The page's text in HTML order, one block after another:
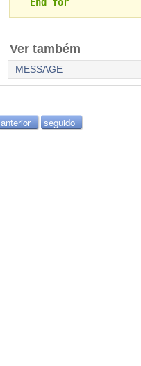
Ver também
MESSAGE
anterior seguido